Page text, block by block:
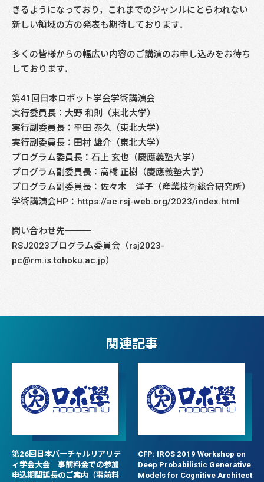
きるようになっており，これまでのジャンルにとらわれない
新しい領域の方の発表も期待しております．
多くの皆様からの幅広い内容のご講演のお申し込みをお待ち
しております．
第41回日本ロボット学会学術講演会
実行委員長：大野 和則（東北大学）
実行副委員長：平田 泰久（東北大学）
実行副委員長：田村 雄介（東北大学）
プログラム委員長：石上 玄也（慶應義塾大学）
プログラム副委員長：高橋 正樹（慶應義塾大学）
プログラム副委員長：佐々木 洋子（産業技術総合研究所）
学術講演会HP：https://ac.rsj-web.org/2023/index.html
問い合わせ先――――――――――――――――――――――――――――
RSJ2023プログラム委員会（rsj2023-
pc@rm.is.tohoku.ac.jp）
関連記事
第26回日本バーチャルリアリテ
ィ学会大会 事前料金での参加
申込期間延長のご案内（事前料
CFP: IROS 2019 Workshop on
Deep Probabilistic Generative
Models for Cognitive Architect